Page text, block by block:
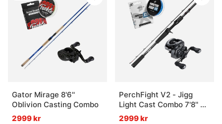
Gator Mirage 8'6''
Oblivion Casting Combo
2999 kr
PerchFight V2 - Jigg
Light Cast Combo 7'8'' 3-
20g
2999 kr